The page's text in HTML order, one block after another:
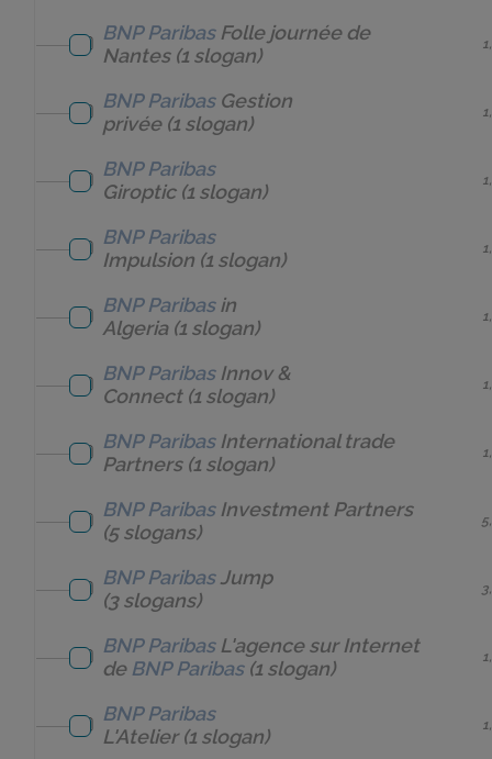
BNP Paribas Folle journée de
Nantes(1 slogan)
BNP Paribas Gestion
privée(1 slogan)
BNP Paribas
Giroptic(1 slogan)
BNP Paribas
Impulsion (1 slogan)
BNP Paribas in
Algeria(1 slogan)
BNP Paribas Innov &
Connect(1 slogan)
BNP Paribas International trade
Partners(1 slogan)
BNP Paribas Investment Partners
(5 slogans)
BNP Paribas Jump
(3 slogans)
BNP Paribas L'agence sur Internet
de BNP Paribas(1 slogan)
BNP Paribas
L'Atelier(1 slogan)